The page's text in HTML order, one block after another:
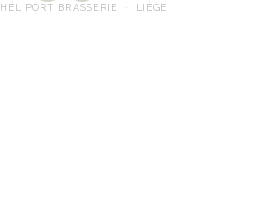
BRASSERIE · LIÈGE